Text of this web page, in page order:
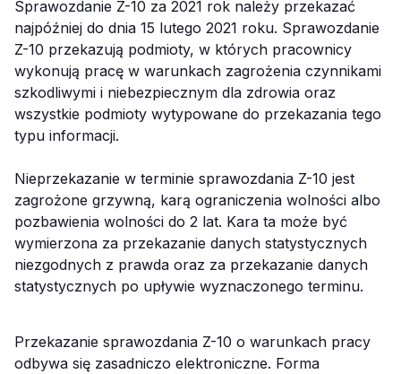
Sprawozdanie Z-10 za 2021 rok należy przekazać
najpóźniej do dnia 15 lutego 2021 roku. Sprawozdanie
Z-10 przekazują podmioty, w których pracownicy
wykonują pracę w warunkach zagrożenia czynnikami
szkodliwymi i niebezpiecznym dla zdrowia oraz
wszystkie podmioty wytypowane do przekazania tego
typu informacji.
Nieprzekazanie w terminie sprawozdania Z-10 jest
zagrożone grzywną, karą ograniczenia wolności albo
pozbawienia wolności do 2 lat. Kara ta może być
wymierzona za przekazanie danych statystycznych
niezgodnych z prawda oraz za przekazanie danych
statystycznych po upływie wyznaczonego terminu.
Przekazanie sprawozdania Z-10 o warunkach pracy
odbywa się zasadniczo elektroniczne. Forma